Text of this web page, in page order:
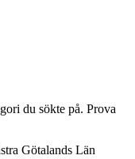
du sökte på. Prova
Götalands Län